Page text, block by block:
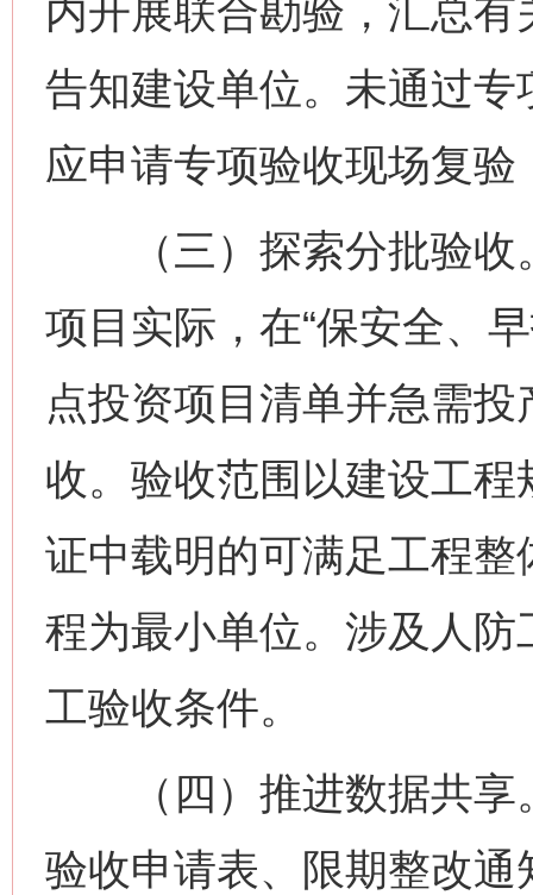
内开展联合勘验，汇总
告知建设单位。未通过
应申请专项验收现场复
（三）探索分批验收
项目实际，在“保安全、
点投资项目清单并急需
收。验收范围以建设工
证中载明的可满足工程
程为最小单位。涉及人
工验收条件。
（四）推进数据共享
验收申请表、限期整改